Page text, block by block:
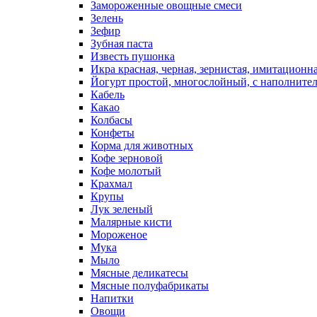
Замороженные овощные смеси
Зелень
Зефир
Зубная паста
Известь пушонка
Икра красная, черная, зернистая,
Йогурт простой, многослойный, с
Кабель
Какао
Колбасы
Конфеты
Корма для животных
Кофе зерновой
Кофе молотый
Крахмал
Крупы
Лук зеленый
Малярные кисти
Мороженое
Мука
Мыло
Мясные деликатесы
Мясные полуфабрикаты
Напитки
Овощи